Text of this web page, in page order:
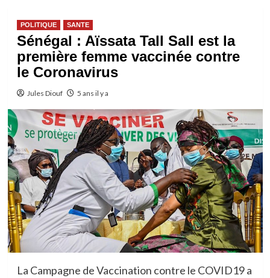
POLITIQUE SANTE
Sénégal : Aïssata Tall Sall est la
première femme vaccinée contre
le Coronavirus
Jules Diouf 5 ans il y a
La Campagne de Vaccination contre le COVID19 a